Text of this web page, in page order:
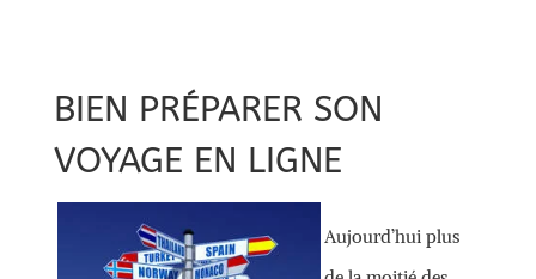
BIEN PRÉPARER SON
VOYAGE EN LIGNE
Aujourd’hui plus